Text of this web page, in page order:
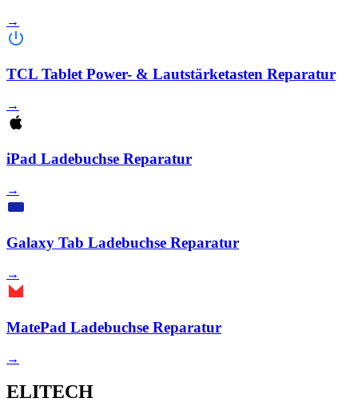
→
TCL Tablet Power- & Lautstärketasten Reparatur
→
iPad Ladebuchse Reparatur
→
Galaxy Tab Ladebuchse Reparatur
→
MatePad Ladebuchse Reparatur
→
ELITECH